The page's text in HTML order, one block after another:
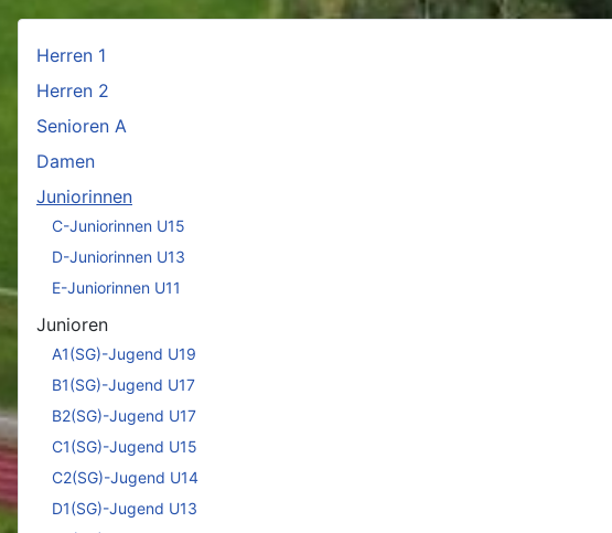
Herren 1
Herren 2
Senioren A
Damen
Juniorinnen
C-Juniorinnen U15
D-Juniorinnen U13
E-Juniorinnen U11
Junioren
A1(SG)-Jugend U19
B1(SG)-Jugend U17
B2(SG)-Jugend U17
C1(SG)-Jugend U15
C2(SG)-Jugend U14
D1(SG)-Jugend U13